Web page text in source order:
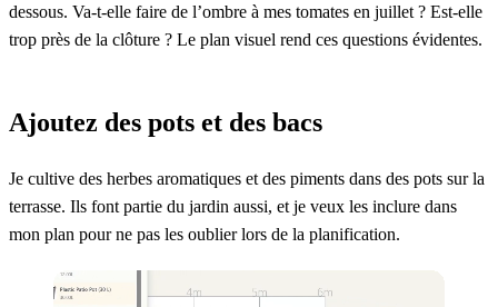
dessous. Va-t-elle faire de l’ombre à mes tomates en juillet ? Est-elle
trop près de la clôture ? Le plan visuel rend ces questions évidentes.
Ajoutez des pots et des bacs
Je cultive des herbes aromatiques et des piments dans des pots sur la
terrasse. Ils font partie du jardin aussi, et je veux les inclure dans
mon plan pour ne pas les oublier lors de la planification.